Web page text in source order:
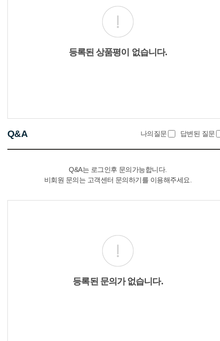
등록된 상품평이 없습니다.
Q&A 나의질문 답변된 질문
Q&A는 로그인후 문의가능합니다.
비회원 문의는 고객센터 문의하기를 이용해주세요.
등록된 문의가 없습니다.